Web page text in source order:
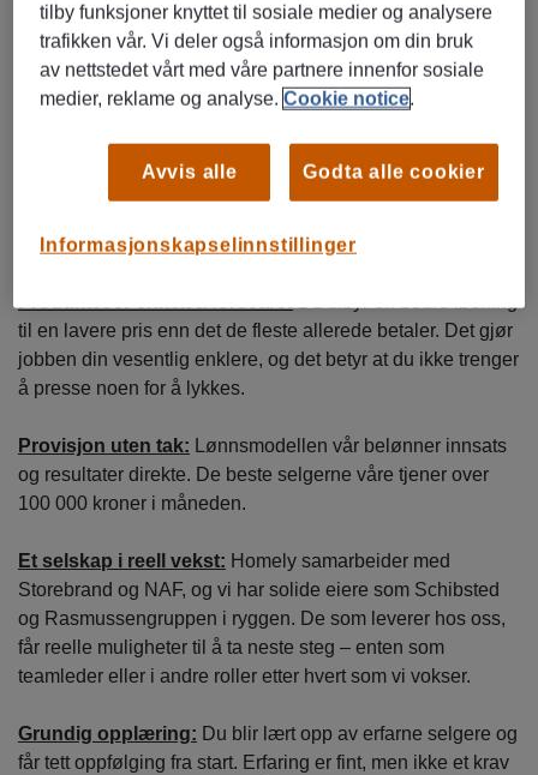
Arbeidsoppgaver
Oppsøke privatkunder dør-til-dør og presentere
Homely
Kartlegge behov og rådgi om riktig alarmløsning
Inngå avtaler og følge opp egne kunder
Rapportere resultater og bidra i salgsmøter
Være en synlig representant for Homely der ute
Hvorfor dette er en god salgsjobb
til en lavere pris enn det de fleste allerede betaler. Det gjør
jobben din vesentlig enklere, og det betyr at du ikke trenger
å presse noen for å lykkes.
Provisjon uten tak: Lønnsmodellen vår belønner innsats
og resultater direkte. De beste selgerne våre tjener over
100 000 kroner i måneden.
Et selskap i reell vekst: Homely samarbeider med
Storebrand og NAF, og vi har solide eiere som Schibsted
og Rasmussengruppen i ryggen. De som leverer hos oss,
får reelle muligheter til å ta neste steg – enten som
teamleder eller i andre roller etter hvert som vi vokser.
Grundig opplæring: Du blir lært opp av erfarne selgere og
får tett oppfølging fra start. Erfaring er fint, men ikke et krav
tilby funksjoner knyttet til sosiale medier og analysere
trafikken vår. Vi deler også informasjon om din bruk
av nettstedet vårt med våre partnere innenfor sosiale
medier, reklame og analyse.Cookie notice.
Informasjonskapselinnstillinger
Avvis alle Godta alle cookier